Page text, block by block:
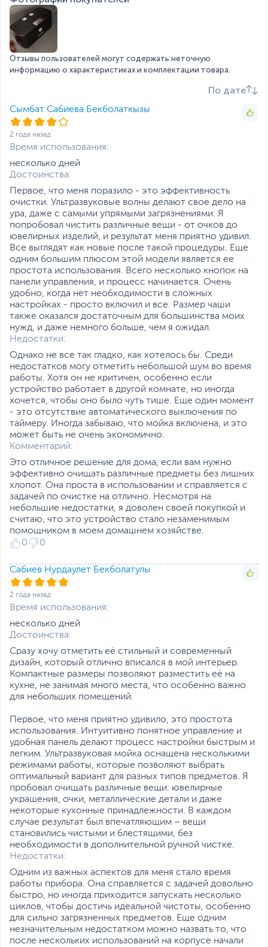
Если вы заметили ошибку или неточность в описании товара,
пожалуйста, выделите текст с ошибкой и нажмите Ctrl+Enter.
Xарактеристики, комплект поставки и внешний вид данного товара
могут отличаться от указанных или могут быть изменены
производителем без отражения в каталоге интернет-магазина.
Отзывы пользователей могут содержать неточную
информацию о характеристиках и комплектации товара.
По дате
Сымбат Сабиева Бекболаткызы
2 года назад
Время использования:
несколько дней
Достоинства:
Первое, что меня поразило - это эффективность
очистки. Ультразвуковые волны делают свое дело на
ура, даже с самыми упрямыми загрязнениями. Я
попробовал чистить различные вещи - от очков до
ювелирных изделий, и результат меня приятно удивил.
Все выглядят как новые после такой процедуры. Еще
одним большим плюсом этой модели является ее
простота использования. Всего несколько кнопок на
панели управления, и процесс начинается. Очень
удобно, когда нет необходимости в сложных
настройках - просто включил и все. Размер чаши
также оказался достаточным для большинства моих
нужд, и даже немного больше, чем я ожидал.
Недостатки:
Однако не все так гладко, как хотелось бы. Среди
недостатков могу отметить небольшой шум во время
работы. Хотя он не критичен, особенно если
устройство работает в другой комнате, но иногда
хочется, чтобы оно было чуть тише. Еще один момент
- это отсутствие автоматического выключения по
таймеру. Иногда забываю, что мойка включена, и это
может быть не очень экономично.
Комментарий:
Это отличное решение для дома, если вам нужно
эффективно очищать различные предметы без лишних
хлопот. Она проста в использовании и справляется с
задачей по очистке на отлично. Несмотря на
небольшие недостатки, я доволен своей покупкой и
считаю, что это устройство стало незаменимым
помощником в моем домашнем хозяйстве.
0
0
Сабиев Нурдаулет Бекболатулы
2 года назад
Время использования:
несколько дней
Достоинства:
Сразу хочу отметить её стильный и современный
дизайн, который отлично вписался в мой интерьер.
Компактные размеры позволяют разместить её на
кухне, не занимая много места, что особенно важно
для небольших помещений.
Первое, что меня приятно удивило, это простота
использования. Интуитивно понятное управление и
удобная панель делают процесс настройки быстрым и
легким. Ультразвуковая мойка оснащена несколькими
режимами работы, которые позволяют выбрать
оптимальный вариант для разных типов предметов. Я
пробовал очищать различные вещи: ювелирные
украшения, очки, металлические детали и даже
некоторые кухонные принадлежности. В каждом
случае результат был впечатляющим – вещи
становились чистыми и блестящими, без
необходимости в дополнительной ручной чистке.
Недостатки:
Одним из важных аспектов для меня стало время
работы прибора. Она справляется с задачей довольно
быстро, но иногда приходится запускать несколько
циклов, чтобы достичь идеальной чистоты, особенно
для сильно загрязненных предметов. Еще одним
незначительным недостатком можно назвать то, что
после нескольких использований на корпусе начали